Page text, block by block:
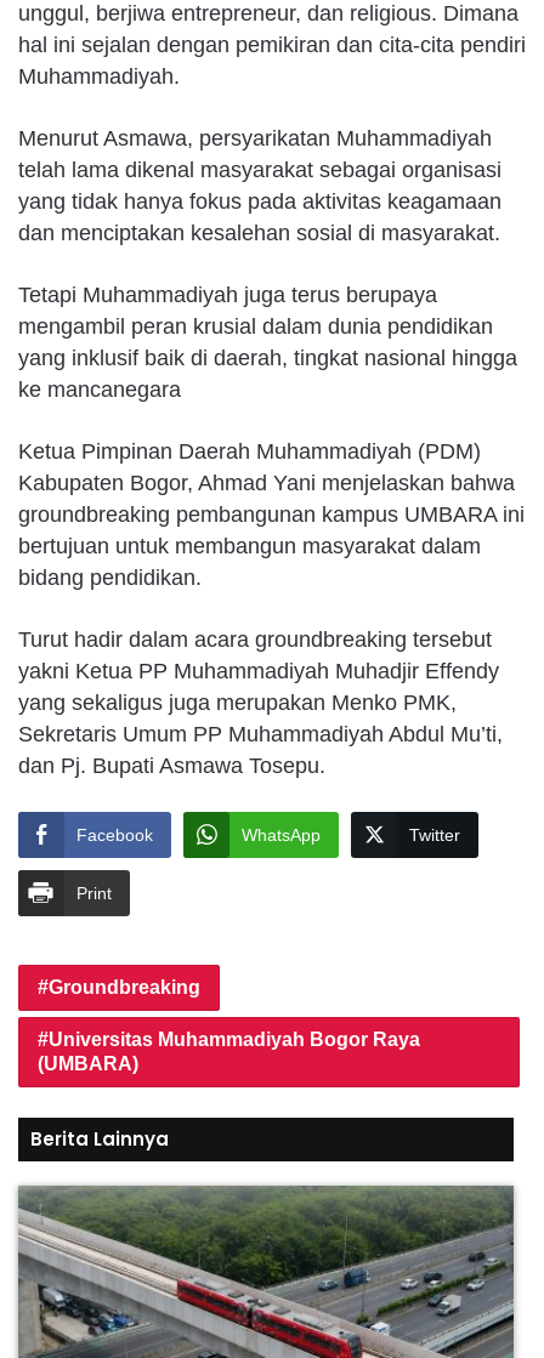
unggul, berjiwa entrepreneur, dan religious. Dimana
hal ini sejalan dengan pemikiran dan cita-cita pendiri
Muhammadiyah.
Menurut Asmawa, persyarikatan Muhammadiyah
telah lama dikenal masyarakat sebagai organisasi
yang tidak hanya fokus pada aktivitas keagamaan
dan menciptakan kesalehan sosial di masyarakat.
Tetapi Muhammadiyah juga terus berupaya
mengambil peran krusial dalam dunia pendidikan
yang inklusif baik di daerah, tingkat nasional hingga
ke mancanegara
Ketua Pimpinan Daerah Muhammadiyah (PDM)
Kabupaten Bogor, Ahmad Yani menjelaskan bahwa
groundbreaking pembangunan kampus UMBARA ini
bertujuan untuk membangun masyarakat dalam
bidang pendidikan.
Turut hadir dalam acara groundbreaking tersebut
yakni Ketua PP Muhammadiyah Muhadjir Effendy
yang sekaligus juga merupakan Menko PMK,
Sekretaris Umum PP Muhammadiyah Abdul Mu’ti,
dan Pj. Bupati Asmawa Tosepu.
Facebook WhatsApp Twitter
Print
Groundbreaking
Universitas Muhammadiyah Bogor Raya
(UMBARA)
Berita Lainnya